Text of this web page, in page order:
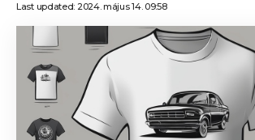
Last updated: 2024. május 14. 09:58